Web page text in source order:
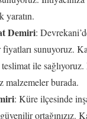
yaratın.
Demiri:
sunuyoruz.
teslimat ile
malzemeler burada.
: Küre ilçesinde
ortağınızız.